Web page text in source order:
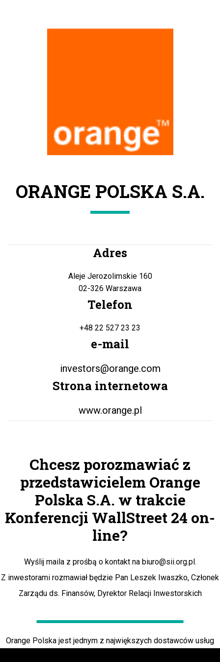
ORANGE POLSKA S.A.
Adres
Aleje Jerozolimskie 160
02-326 Warszawa
Telefon
+48 22 527 23 23
e-mail
investors@orange.com
Strona internetowa
www.orange.pl
Chcesz porozmawiać z
przedstawicielem Orange
Polska S.A. w trakcie
Konferencji WallStreet 24 on-
line?
Wyślij maila z prośbą o kontakt na biuro@sii.org.pl.
Z inwestorami rozmawiał będzie Pan Leszek Iwaszko, Członek
Zarządu ds. Finansów, Dyrektor Relacji Inwestorskich
Orange Polska jest jednym z największych dostawców usług